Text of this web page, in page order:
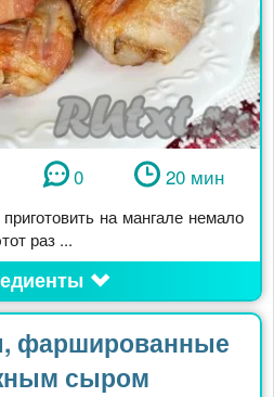
0 20 мин
на мангале немало
раз ...
фаршированные
сыром